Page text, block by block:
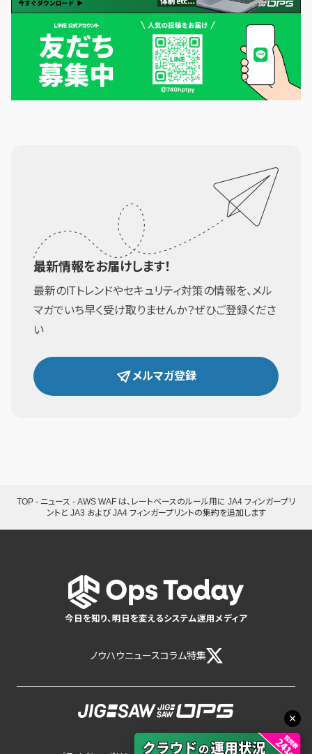
最新情報をお届けします！
最新のITトレンドやセキュリティ対策の情報を、メル
マガでいち早く受け取りませんか？ぜひご登録くださ
い
メルマガ登録
TOP - ニュース - AWS WAF は、レートベースのルール用に JA4 フィンガープリ
ントと JA3 および JA4 フィンガープリントの集約を追加します
今日を知り、明日を変えるシステム運用メディア
ノウハウニュースコラム特集